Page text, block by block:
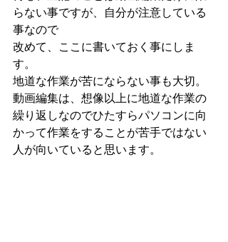
らない事ですが、自分が注意している
事なので
改めて、ここに書いておく事にしま
す。
地道な作業が苦にならない事も大切。
動画編集は、想像以上に地道な作業の
繰り返しなのでひたすらパソコンに向
かって作業をすることが苦手ではない
人が向いていると思います。